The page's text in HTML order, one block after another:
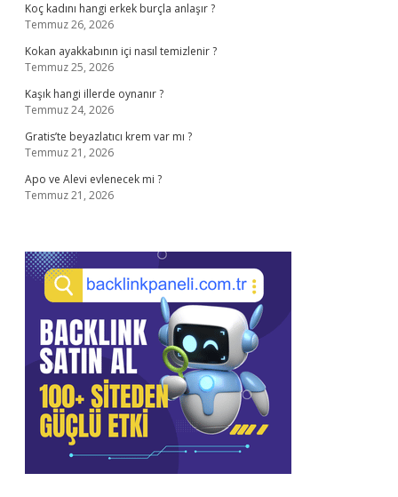
Koç kadını hangi erkek burçla anlaşır ?
Temmuz 26, 2026
Kokan ayakkabının içi nasıl temizlenir ?
Temmuz 25, 2026
Kaşık hangi illerde oynanır ?
Temmuz 24, 2026
Gratis’te beyazlatıcı krem var mı ?
Temmuz 21, 2026
Apo ve Alevi evlenecek mi ?
Temmuz 21, 2026